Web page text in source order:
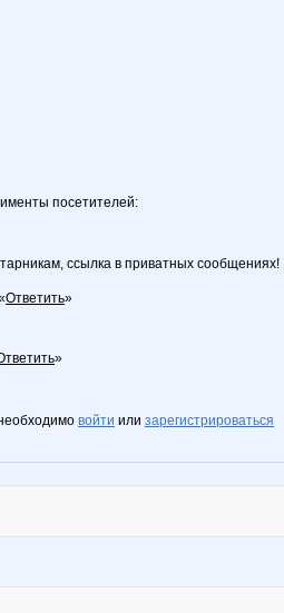
посетителей:
ссылка в приватных сообщениях!
Ответить»
»
войти или зарегистрироваться